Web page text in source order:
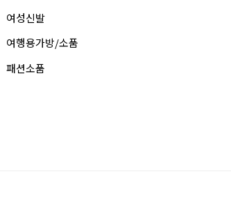
여성신발
여행용가방/소품
패션소품